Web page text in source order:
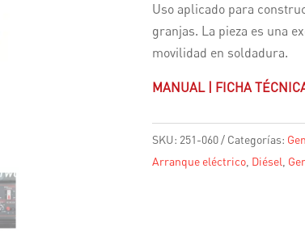
Uso aplicado para
granjas. La pieza es una
movilidad en soldadura.
MANUAL| FICHA
SKU: 251-060 Categorías:
Arranque eléctrico, Diésel